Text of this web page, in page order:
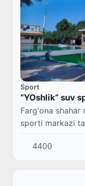
Sport
“YOshlik” suv
Farg'ona shahar
sporti markazi
foydalanishga
4400